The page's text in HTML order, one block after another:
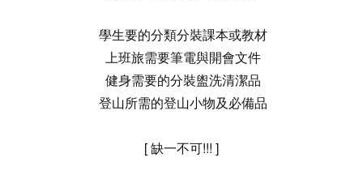
學生要的分類分裝課本或教材
上班旅需要筆電與開會文件
健身需要的分裝盥洗清潔品
登山所需的登山小物及必備品
[ 缺一不可!!! ]